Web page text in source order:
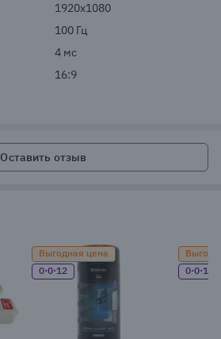
1920x1080
100 Гц
4 мс
16:9
Оставить отзыв
Выгодная цена
0·0·12
0·0·12